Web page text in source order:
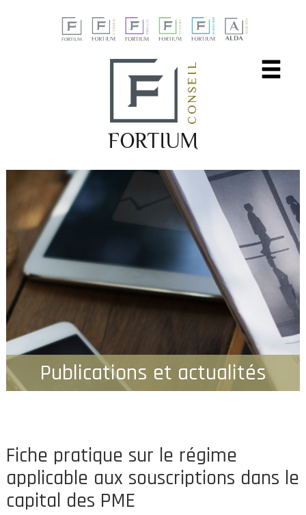
Publications et actualités
Fiche pratique sur le régime
applicable aux souscriptions dans le
capital des PME